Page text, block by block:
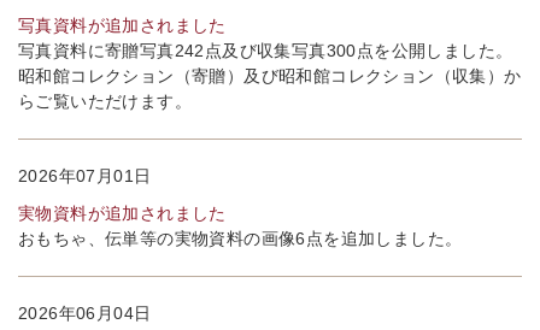
写真資料が追加されました
写真資料に寄贈写真242点及び収集写真300点を公開しました。
昭和館コレクション（寄贈）及び昭和館コレクション（収集）か
らご覧いただけます。
2026年07月01日
実物資料が追加されました
おもちゃ、伝単等の実物資料の画像6点を追加しました。
2026年06月04日